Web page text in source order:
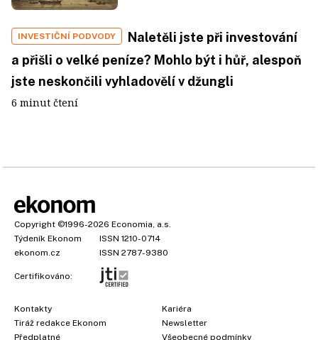
INVESTIČNÍ PODVODY
Naletěli jste při investování
a přišli o velké peníze? Mohlo být i hůř, alespoň
jste neskončili vyhladovělí v džungli
6 minut čtení
Copyright ©1996-2026 Economia, a.s.
Týdeník Ekonom
ISSN 1210-0714
ekonom.cz
ISSN 2787-9380
Certifikováno:
Kontakty
Tiráž redakce Ekonom
Předplatné
Kariéra
Newsletter
Všeobecné podmínky